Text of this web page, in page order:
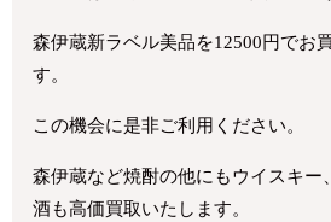
森伊蔵新ラベル美品を12500円でお
す。
この機会に是非ご利用ください。
森伊蔵など焼酎の他にもウイスキー
酒も高価買取いたします。